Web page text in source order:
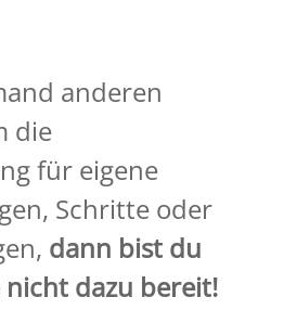
anderen
die
für eigene
Schritte oder
dann bist du
nicht dazu bereit!